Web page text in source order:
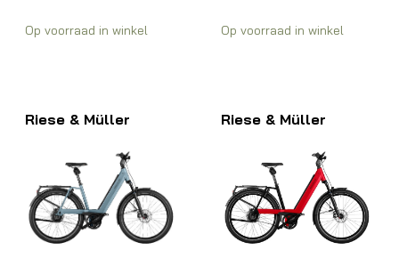
Op voorraad in winkel
€4.999,00
Op voorraad in winkel
Riese & Müller Riese & Müller